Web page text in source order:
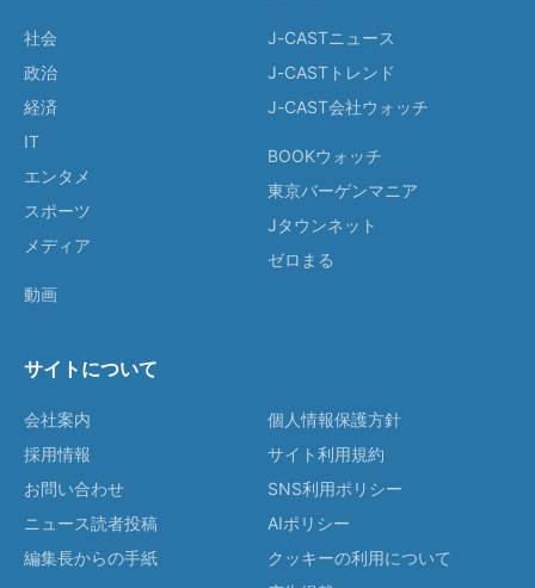
社会
政治
経済
IT
エンタメ
スポーツ
メディア
動画
J-CASTニュース
J-CASTトレンド
J-CAST会社ウォッチ
BOOKウォッチ
東京バーゲンマニア
Jタウンネット
ゼロまる
サイトについて
会社案内
採用情報
お問い合わせ
ニュース読者投稿
編集長からの手紙
個人情報保護方針
サイト利用規約
SNS利用ポリシー
AIポリシー
クッキーの利用について